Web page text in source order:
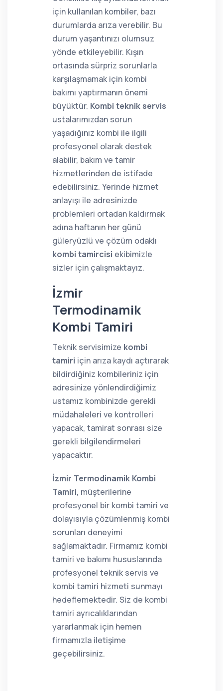
için kullanılan kombiler, bazı
durumlarda arıza verebilir. Bu
durum yaşantınızı olumsuz
yönde etkileyebilir. Kışın
ortasında sürpriz sorunlarla
karşılaşmamak için kombi
bakımı yaptırmanın önemi
büyüktür. Kombi teknik servis
ustalarımızdan sorun
yaşadığınız kombi ile ilgili
profesyonel olarak destek
alabilir, bakım ve tamir
hizmetlerinden de istifade
edebilirsiniz. Yerinde hizmet
anlayışı ile adresinizde
problemleri ortadan kaldırmak
adına haftanın her günü
güleryüzlü ve çözüm odaklı
kombi tamircisi ekibimizle
sizler için çalışmaktayız.
İzmir
Termodinamik
Kombi Tamiri
Teknik servisimize kombi
tamiri için arıza kaydı açtırarak
bildirdiğiniz kombileriniz için
adresinize yönlendirdiğimiz
ustamız kombinizde gerekli
müdahaleleri ve kontrolleri
yapacak, tamirat sonrası size
gerekli bilgilendirmeleri
yapacaktır.
İzmir Termodinamik Kombi
Tamiri, müşterilerine
profesyonel bir kombi tamiri ve
dolayısıyla çözümlenmiş kombi
sorunları deneyimi
sağlamaktadır. Firmamız kombi
tamiri ve bakımı hususlarında
profesyonel teknik servis ve
kombi tamiri hizmeti sunmayı
hedeflemektedir. Siz de kombi
tamiri ayrıcalıklarından
yararlanmak için hemen
firmamızla iletişime
geçebilirsiniz.